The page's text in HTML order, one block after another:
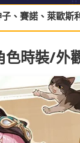
子、賽諾、萊歐斯
色時裝/外